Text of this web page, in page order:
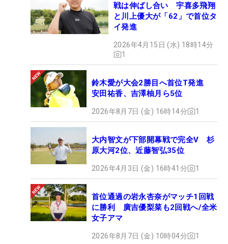
戦は伸ばし合い 宇喜多飛翔
と川上優大が「62」で首位タ
イ発進
2026年4月15日 (水) 18時14分
1
鈴木愛が大会2勝目へ首位T発進
安田祐香、吉澤柚月ら5位
2026年8月7日 (金) 16時14分 1
大内智文が下部開幕戦で完全V 杉
原大河2位、近藤智弘35位
2026年4月3日 (金) 16時41分 1
首位通過の岩永杏奈がマッチ1回戦
に勝利 廣吉優梨菜も2回戦へ/全米
女子アマ
2026年8月7日 (金) 10時04分 1